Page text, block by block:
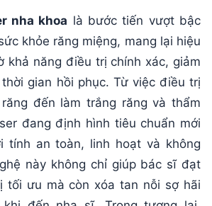
nha khoa là bước tiến vượt bậc
khỏe răng miệng, mang lại hiệu
khả năng điều trị chính xác, giảm
gian hồi phục. Từ việc điều trị
đến làm trắng răng và thẩm
đang định hình tiêu chuẩn mới
tính an toàn, linh hoạt và không
này không chỉ giúp bác sĩ đạt
tối ưu mà còn xóa tan nỗi sợ hãi